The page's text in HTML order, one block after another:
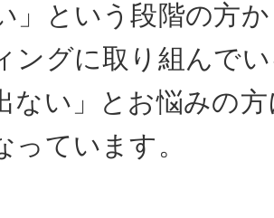
」という段階の方
ングに取り組んで
ない」とお悩みの
っています。